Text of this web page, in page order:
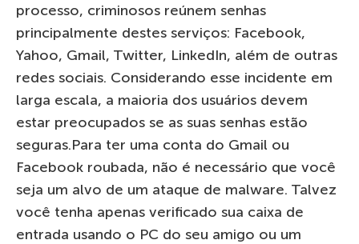
processo, criminosos reúnem senhas
principalmente destes serviços: Facebook,
Yahoo, Gmail, Twitter, LinkedIn, além de outras
redes sociais. Considerando esse incidente em
larga escala, a maioria dos usuários devem
estar preocupados se as suas senhas estão
seguras.Para ter uma conta do Gmail ou
Facebook roubada, não é necessário que você
seja um alvo de um ataque de malware. Talvez
você tenha apenas verificado sua caixa de
entrada usando o PC do seu amigo ou um